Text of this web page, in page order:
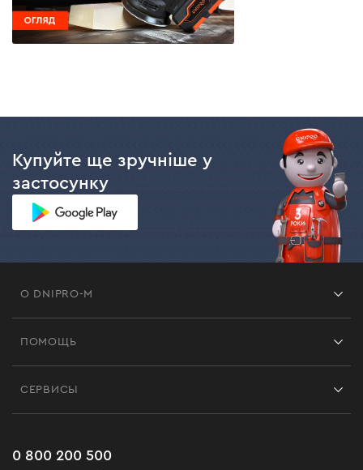
Купуйте ще зручніше у
застосунку
О DNIPRO-M
Черная пятница
ПОМОЩЬ
Часто задаваемые вопросы
СЕРВИСЫ
0 800 200 500